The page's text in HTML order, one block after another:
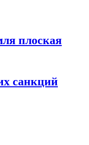
плоская
санкций